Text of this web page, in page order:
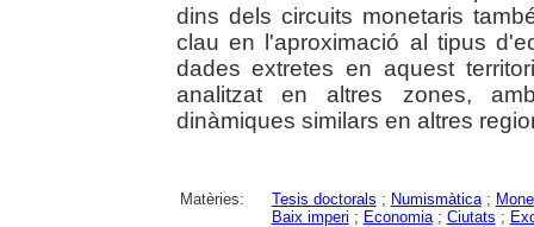
dins dels circuits monetaris
clau en l'aproximació al tipus
dades extretes en aquest
analitzat en altres zones,
dinàmiques similars en altres
Matèries: Tesis doctorals ; Numismàtica;
Baix imperi ; Economia; Ciutats ;